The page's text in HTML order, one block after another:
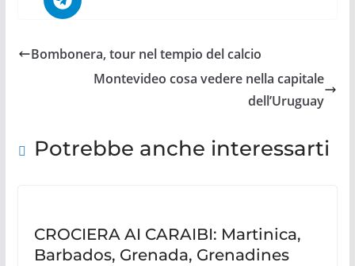
Bombonera, tour nel tempio del calcio
Montevideo cosa vedere nella capitale
dell’Uruguay
Potrebbe anche interessarti
CROCIERA AI CARAIBI: Martinica,
Barbados, Grenada, Grenadines